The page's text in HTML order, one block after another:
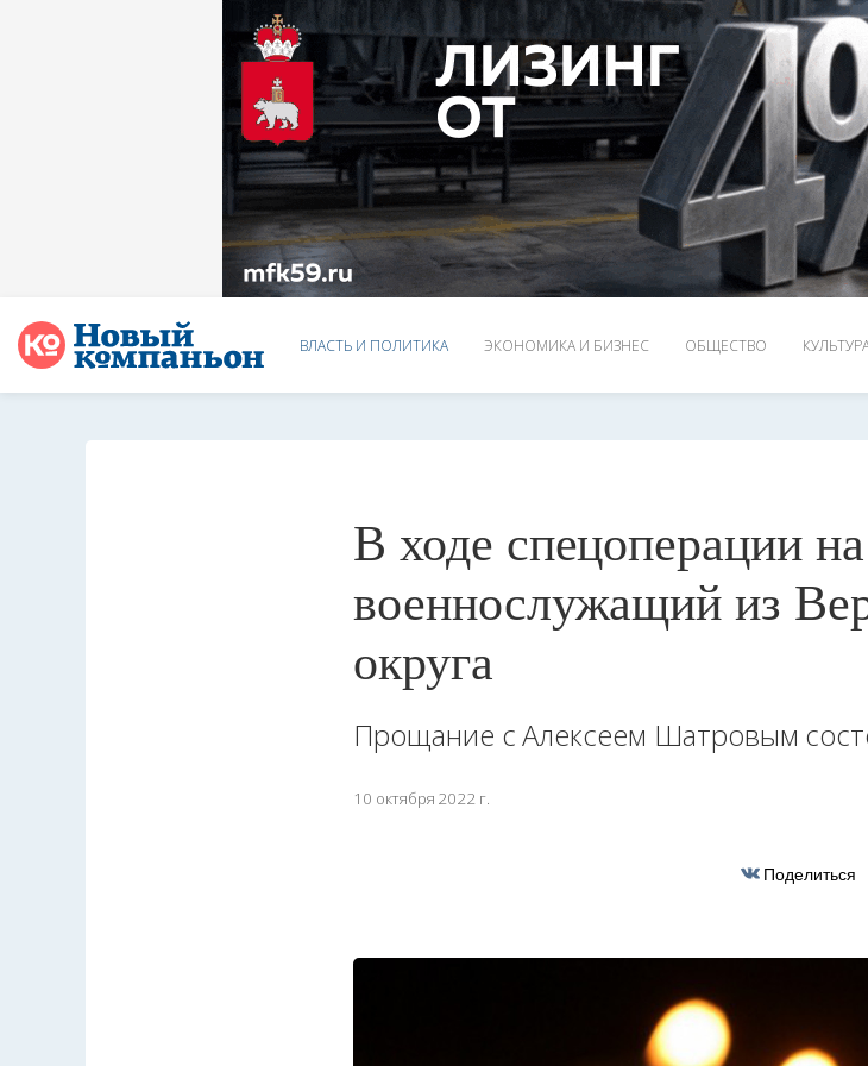
ВЛАСТЬ И ПОЛИТИКА ЭКОНОМИКА И БИЗНЕС ОБЩЕСТВО
В ходе спецоперации
военнослужащий из
округа
Прощание с Алексеем Шатровым
10 октября 2022 г.
Поделиться